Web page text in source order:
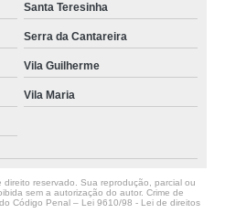
Jardim Nova Europa
Aeronave de Viracopos
Santa Teresinha
Serra da Cantareira
Vila Guilherme
Vila Maria
reservado. Sua reprodução, parcial ou
sem a autorização do autor. Crime de
Código Penal – Lei 9610/98 - Lei de direitos